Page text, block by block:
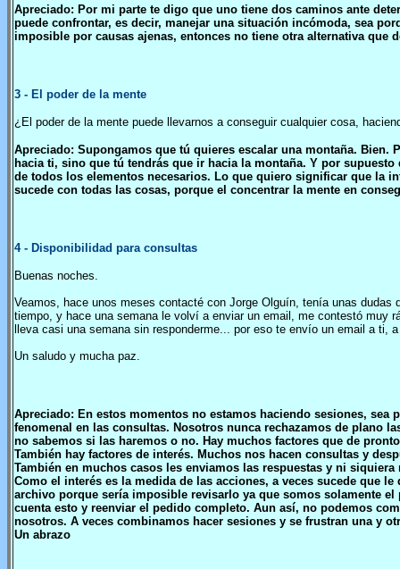
Apreciado: Por mi parte te digo que uno tiene dos caminos ante
puede confrontar, es decir, manejar una situación incómoda, sea
imposible por causas ajenas, entonces no tiene otra alternativa que
3 - El poder de la mente
¿El poder de la mente puede llevarnos a conseguir cualquier cosa,
Apreciado: Supongamos que tú quieres escalar una montaña. Bien.
hacia ti, sino que tú tendrás que ir hacia la montaña. Y por
de todos los elementos necesarios. Lo que quiero significar que la
sucede con todas las cosas, porque el concentrar la mente en
4- Disponibilidad para consultas
Buenas noches.
Veamos, hace unos meses contacté con Jorge Olguín, tenía unas
tiempo, y hace una semana le volví a enviar un email, me contestó muy
lleva casi una semana sin responderme... por eso te envío un email a
Un saludo y mucha paz.
Apreciado: En estos momentos no estamos haciendo sesiones,
fenomenal en las consultas. Nosotros nunca rechazamos de plano
no sabemos si las haremos o no. Hay muchos factores que de
También hay factores de interés. Muchos nos hacen consultas y
También en muchos casos les enviamos las respuestas y ni
Como el interés es la medida de las acciones, a veces sucede que
archivo porque sería imposible revisarlo ya que somos solamente
cuenta esto y reenviar el pedido completo. Aun así, no podemos
nosotros. A veces combinamos hacer sesiones y se frustran una y
Un abrazo